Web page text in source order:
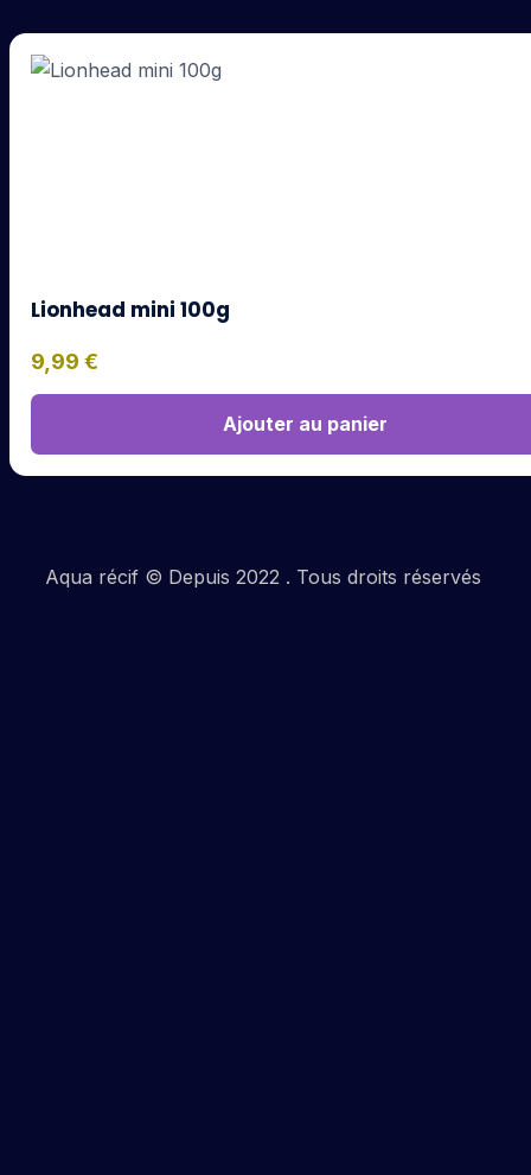
Lionhead mini 100g
9,99 €
Ajouter au panier
Aqua récif © Depuis 2022 . Tous droits réservés